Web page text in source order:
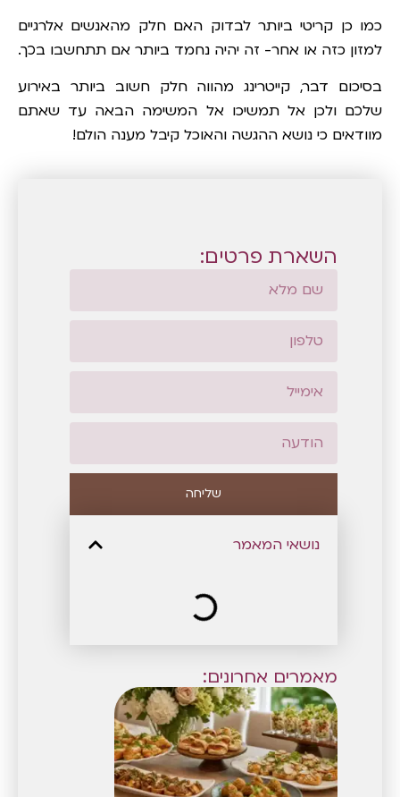
כמו כן קריטי ביותר לבדוק האם חלק מהאנשים אלרגיים
למזון כזה או אחר- זה יהיה נחמד ביותר אם תתחשבו בכך.
בסיכום דבר, קייטרינג מהווה חלק חשוב ביותר באירוע
שלכם ולכן אל תמשיכו אל המשימה הבאה עד שאתם
מוודאים כי נושא ההגשה והאוכל קיבל מענה הולם!
השארת פרטים:
שליחה
נושאי המאמר
מאמרים אחרונים: